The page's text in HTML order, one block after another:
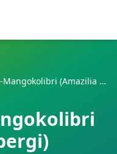
Kupferglanz-Mangokolibri (Amazilia rosenbergi)